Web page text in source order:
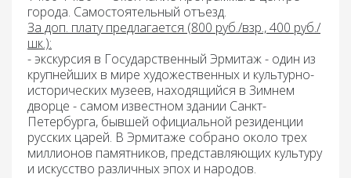
города. Самостоятельный отъезд.
За доп. плату предлагается (800 руб./взр., 400 руб./
шк.):
- экскурсия в Государственный Эрмитаж- один из
крупнейших в мире художественных и культурно-
исторических музеев, находящийся в Зимнем
дворце - самом известном здании Санкт-
Петербурга, бывшей официальной резиденции
русских царей. В Эрмитаже собрано около трех
миллионов памятников, представляющих культуру
и искусство различных эпох и народов.